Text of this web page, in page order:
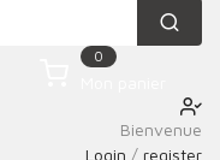
0
Bienvenue
Login / register